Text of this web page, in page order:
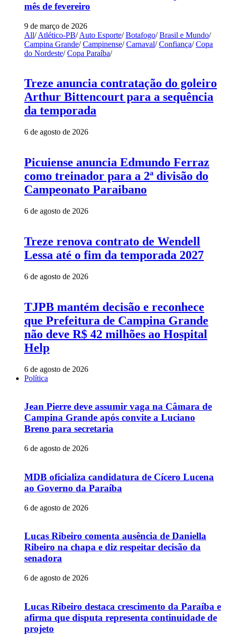
mês de fevereiro
9 de março de 2026
All/ Atlético-PB/ Auto Esporte/ Botafogo/ Brasil e Mundo/
Campina Grande/ Campinense/ Carnaval/ Confiança/ Copa
do Nordeste/ Copa Paraíba/
Treze anuncia contratação do goleiro
Arthur Bittencourt para a sequência
da temporada
6 de agosto de 2026
Picuiense anuncia Edmundo Ferraz
como treinador para a 2ª divisão do
Campeonato Paraibano
6 de agosto de 2026
Treze renova contrato de Wendell
Lessa até o fim da temporada 2027
6 de agosto de 2026
TJPB mantém decisão e reconhece
que Prefeitura de Campina Grande
não deve R$ 42 milhões ao Hospital
Help
6 de agosto de 2026
Política
Jean Pierre deve assumir vaga na Câmara de
Campina Grande após convite a Luciano
Breno para secretaria
6 de agosto de 2026
MDB oficializa candidatura de Cícero Lucena
ao Governo da Paraíba
6 de agosto de 2026
Lucas Ribeiro comenta ausência de Daniella
Ribeiro na chapa e diz respeitar decisão da
senadora
6 de agosto de 2026
Lucas Ribeiro destaca crescimento da Paraíba e
afirma que disputa representa continuidade de
projeto